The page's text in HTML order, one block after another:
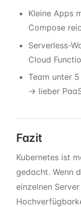
Kleine Apps
Compose
Serverless-
Cloud
Team unter
→ lieber
Fazit
Kubernetes ist
gedacht. Wenn
einzelnen